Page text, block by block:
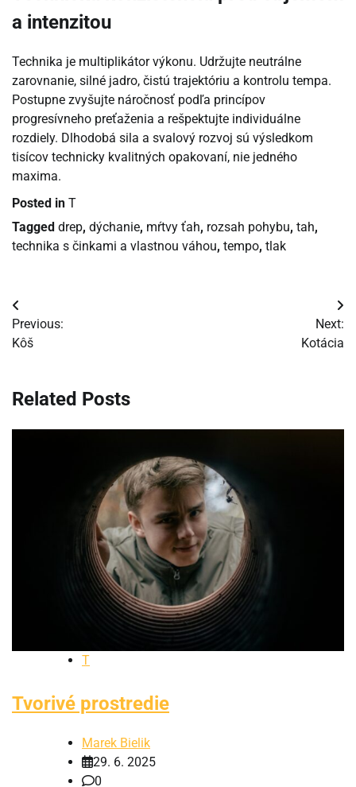
a intenzitou
Technika je multiplikátor výkonu. Udržujte neutrálne
zarovnanie, silné jadro, čistú trajektóriu a kontrolu tempa.
Postupne zvyšujte náročnosť podľa princípov
progresívneho preťaženia a rešpektujte individuálne
rozdiely. Dlhodobá sila a svalový rozvoj sú výsledkom
tisícov technicky kvalitných opakovaní, nie jedného
maxima.
Posted in T
Tagged drep, dýchanie, mŕtvy ťah, rozsah pohybu, tah,
technika s činkami a vlastnou váhou, tempo, tlak
Navigácia
v
Previous:
Kôš
Next:
Kotácia
Related Posts
T
Tvorivé prostredie
Marek Bielik
29. 6. 2025
0